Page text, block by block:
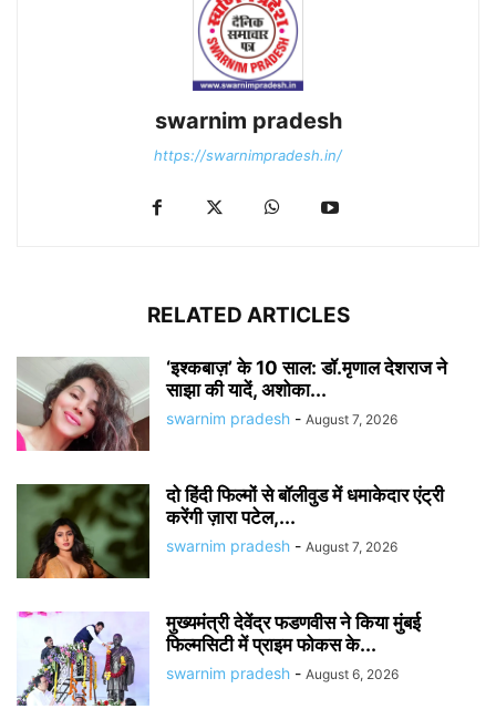
swarnim pradesh
https://swarnimpradesh.in/
RELATED ARTICLES
‘इश्कबाज़’ के 10 साल: डॉ.मृणाल देशराज ने
साझा की यादें, अशोका...
swarnim pradesh - August 7, 2026
दो हिंदी फिल्मों से बॉलीवुड में धमाकेदार एंट्री
करेंगी ज़ारा पटेल,...
swarnim pradesh - August 7, 2026
मुख्यमंत्री देवेंद्र फडणवीस ने किया मुंबई
फिल्मसिटी में प्राइम फोकस के...
swarnim pradesh - August 6, 2026